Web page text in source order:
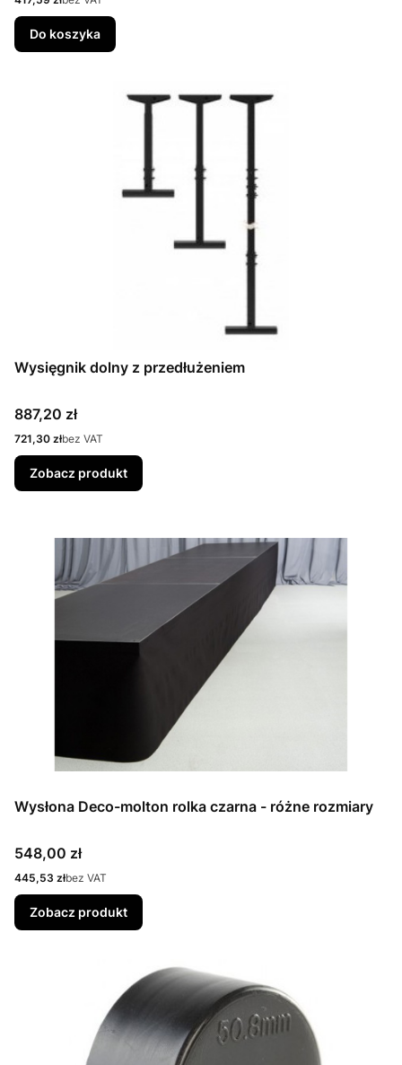
Do koszyka
Wysięgnik dolny z przedłużeniem
Cena
887,20 zł
Cena
721,30 złbez VAT
Zobacz produkt
Wysłona Deco-molton rolka czarna - różne rozmiary
Cena
548,00 zł
Cena
445,53 złbez VAT
Zobacz produkt